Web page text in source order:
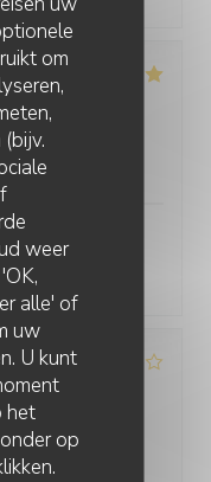
om
weer
alle' of
uw
U kunt
het
op
/5 Kwaliteit / Prijs
service
3 /5 Kwaliteit / Prijs